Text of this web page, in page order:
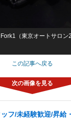
（東京オートサロン
この記事へ戻る
フ/未経験歓迎/昇給